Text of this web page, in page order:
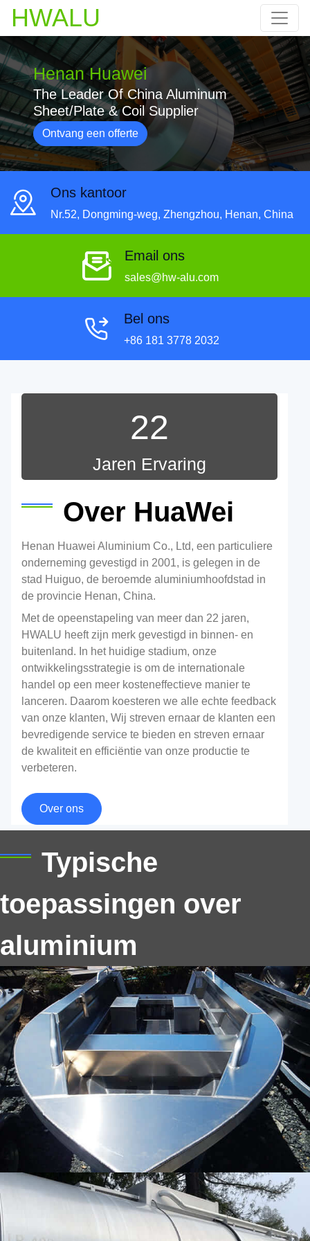
HWALU
Henan Huawei
The Leader Of China Aluminum
Sheet/Plate & Coil Supplier
Ontvang een offerte
Ons kantoor
Nr.52, Dongming-weg, Zhengzhou, Henan, China
Email ons
sales@hw-alu.com
Bel ons
+86 181 3778 2032
22
Jaren Ervaring
Over HuaWei
Henan Huawei Aluminium Co., Ltd, een particuliere
onderneming gevestigd in 2001, is gelegen in de
stad Huiguo, de beroemde aluminiumhoofdstad in
de provincie Henan, China.
Met de opeenstapeling van meer dan 22 jaren,
HWALU heeft zijn merk gevestigd in binnen- en
buitenland. In het huidige stadium, onze
ontwikkelingsstrategie is om de internationale
handel op een meer kosteneffectieve manier te
lanceren. Daarom koesteren we alle echte feedback
van onze klanten, Wij streven ernaar de klanten een
bevredigende service te bieden en streven ernaar
de kwaliteit en efficiëntie van onze productie te
verbeteren.
Over ons
Typische
toepassingen over
aluminium
Aluminiumbladen voor bootdek
oppervlakken - opt voor aluminium vellen voor
bootdek en genieten van tientallen jaren betrouwbare
Aluminium 5083 voor druktanks
Dit artikel geeft een diepgaande kijk op de
basisconcepten, materiële eigenschappen, Ontwerp-
en productieprocessen, toepassingen, en
vergelijkende voordelen van het gebruik 5083
Aluminium voor druktanks.
Gouden aluminiumfolie voor
chocoladeverpakkingen